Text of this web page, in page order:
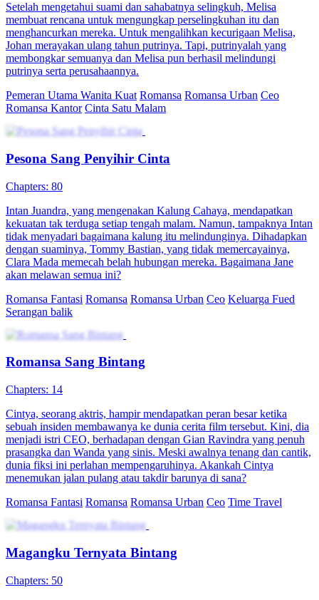
Setelah mengetahui suami dan sahabatnya selingkuh, Melisa
membuat rencana untuk mengungkap perselingkuhan itu dan
menghancurkan mereka. Untuk mengalihkan kecurigaan Melisa,
Johan merayakan ulang tahun putrinya. Tapi, putrinyalah yang
membongkar semuanya dan Melisa pun berhasil melindungi
putrinya serta perusahaannya.
Pemeran Utama Wanita Kuat Romansa Romansa Urban Ceo
Romansa Kantor Cinta Satu Malam
Pesona Sang Penyihir Cinta
Chapters: 80
Intan Juandra, yang mengenakan Kalung Cahaya, mendapatkan
kekuatan tak terduga setiap tengah malam. Namun, tampaknya Intan
tidak menyadari bagaimana kalung itu melindunginya. Dihadapkan
dengan suaminya, Tommy Bastian, yang tidak memercayainya,
Clara Mada memecah belah hubungan mereka. Bagaimana Jane
akan melawan semua ini?
Romansa Fantasi Romansa Romansa Urban Ceo Keluarga Fued
Serangan balik
Romansa Sang Bintang
Chapters: 14
Cintya, seorang aktris, hampir mendapatkan peran besar ketika
sebuah insiden membawanya ke dunia cerita film tersebut. Kini, dia
menjadi istri CEO, berhadapan dengan Gian Ravindra yang penuh
prasangka dan Wanda yang sinis. Meski awalnya tenang dan cantik,
dunia fiksi ini perlahan mempengaruhinya. Akankah Cintya
menemukan jalan pulang atau takdir barunya di sana?
Romansa Fantasi Romansa Romansa Urban Ceo Time Travel
Magangku Ternyata Bintang
Chapters: 50